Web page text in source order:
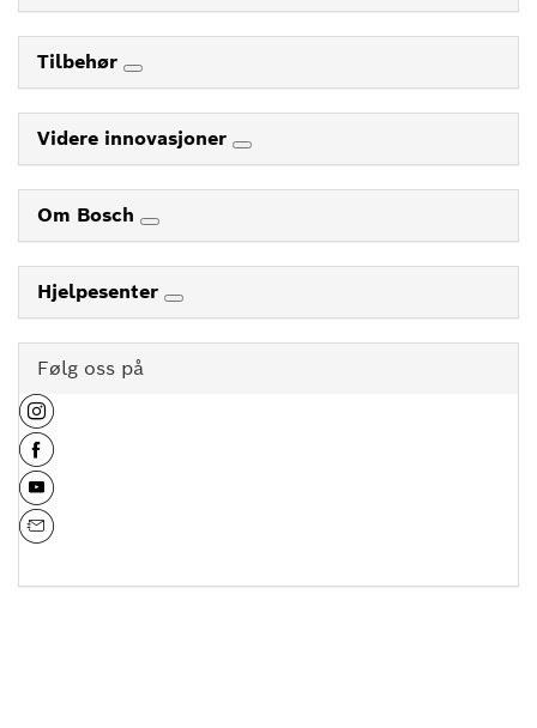
Tilbehør
Videre innovasjoner
Om Bosch
Hjelpesenter
Følg oss på